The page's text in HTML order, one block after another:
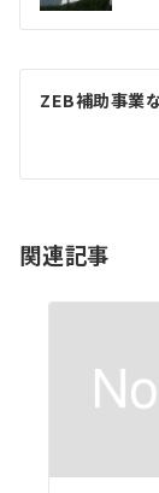
ナ
ビ
ゲ
シ
ン
ZEB補助事業
関連記事